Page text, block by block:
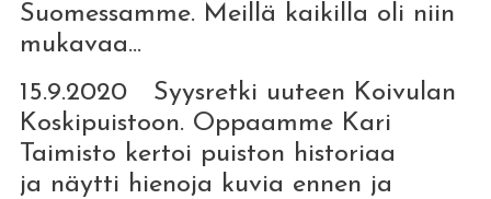
Suomessamme. Meillä kaikilla oli niin
mukavaa...
15.9.2020 Syysretki uuteen Koivulan
Koskipuistoon. Oppaamme Kari
Taimisto kertoi puiston historiaa
ja näytti hienoja kuvia ennen ja